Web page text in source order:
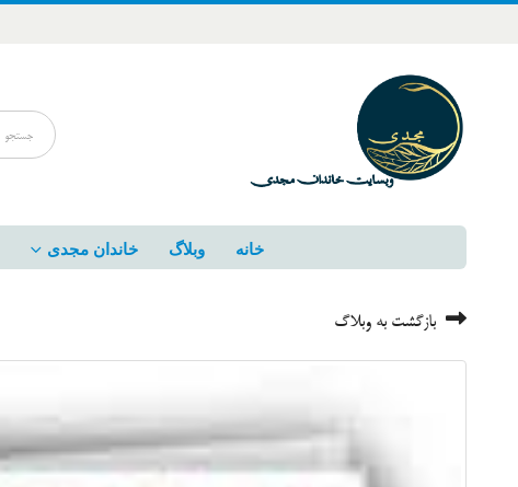
خانه وبلاگ خاندان مجدی
بازگشت به وبلاگ